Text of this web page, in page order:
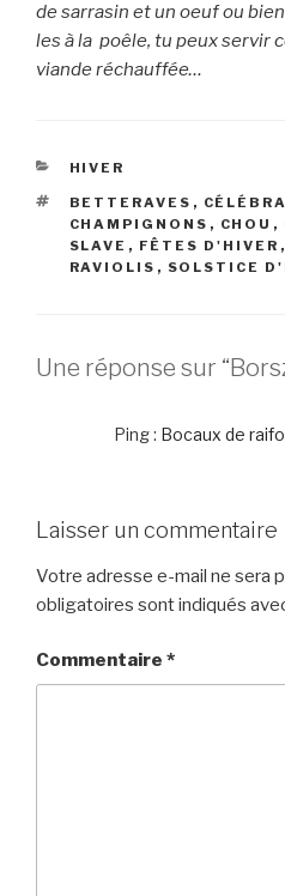
de sarrasin et un oeuf ou
les à la poêle, tu peux servir
viande réchauffée…
CATÉGORIES
HIVER
ÉTIQUETTES
BETTERAVES ,
CHAMPIGNONS , CHOU ,
SLAVE , FÊTES D'HIVER ,
RAVIOLIS , SOLSTICE
Une réponse sur
Ping : Bocaux de
Laisser un commentaire
Votre adresse e-mail ne sera
obligatoires sont indiqués
Commentaire *